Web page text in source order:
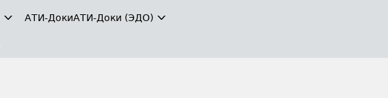
АТИ-ДокиАТИ-Доки (ЭДО)